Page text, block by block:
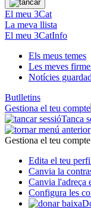
El meu 3Cat
La meva llista
El meu 3CatInfo
Els meus temes
Les meves
Notícies
Butlletins
Gestiona el teu compte
Tanca
Gestiona el teu compte
Edita el teu
Canvia la
Canvia l'adreça
Configura les